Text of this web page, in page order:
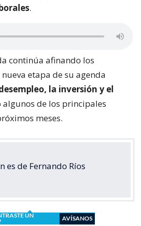
.
continúa afinando los
etapa de su agenda
la inversión y el
algunos de los principales
meses.
es de Fernando Ríos
UN
AVÍSANOS